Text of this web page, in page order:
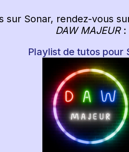
sur Sonar, rendez-vous
DAW MAJEUR:
Playlist de tutos pour